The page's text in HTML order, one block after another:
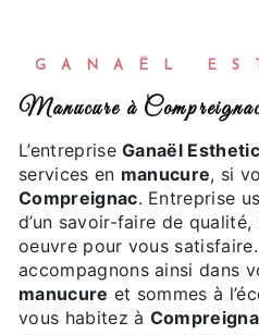
GANAËL
manucure à
L’entrepriseGanaël Esthetic
services en manucure, si
Compreignac. Entreprise
d’un savoir-faire de
oeuvre pour vous
accompagnons ainsi dans
manucure et sommes à
vous habitez à